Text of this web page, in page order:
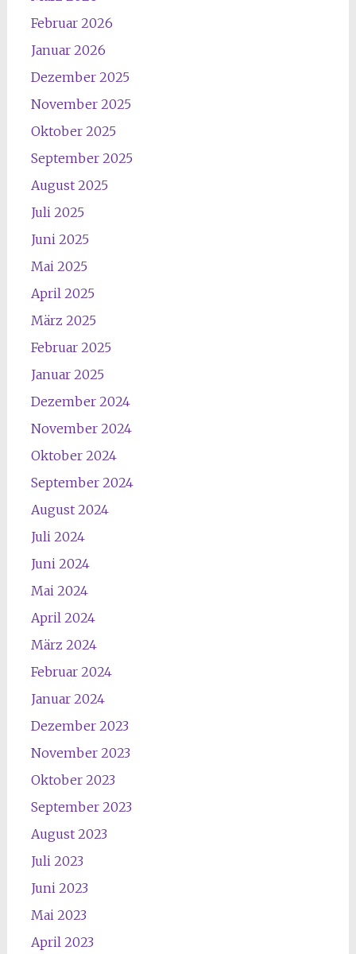
Februar 2026
Januar 2026
Dezember 2025
November 2025
Oktober 2025
September 2025
August 2025
Juli 2025
Juni 2025
Mai 2025
April 2025
März 2025
Februar 2025
Januar 2025
Dezember 2024
November 2024
Oktober 2024
September 2024
August 2024
Juli 2024
Juni 2024
Mai 2024
April 2024
März 2024
Februar 2024
Januar 2024
Dezember 2023
November 2023
Oktober 2023
September 2023
August 2023
Juli 2023
Juni 2023
Mai 2023
April 2023